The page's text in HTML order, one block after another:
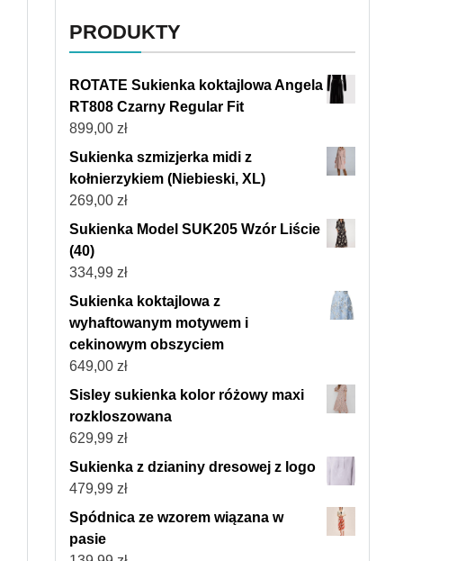
PRODUKTY
ROTATE Sukienka koktajlowa Angela
RT808 Czarny Regular Fit
899,00 zł
Sukienka szmizjerka midi z
kołnierzykiem (Niebieski, XL)
269,00 zł
Sukienka Model SUK205 Wzór Liście
(40)
334,99 zł
Sukienka koktajlowa z
wyhaftowanym motywem i
cekinowym obszyciem
649,00 zł
Sisley sukienka kolor różowy maxi
rozkloszowana
629,99 zł
Sukienka z dzianiny dresowej z logo
479,99 zł
Spódnica ze wzorem wiązana w
pasie